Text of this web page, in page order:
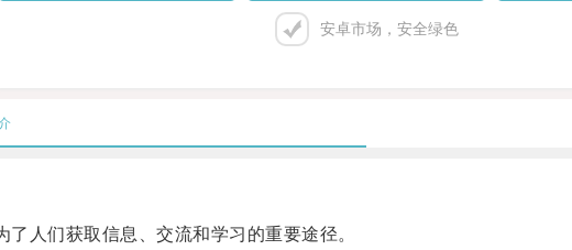
安卓市场，安全绿色
人们获取信息、交流和学习的重要途径。